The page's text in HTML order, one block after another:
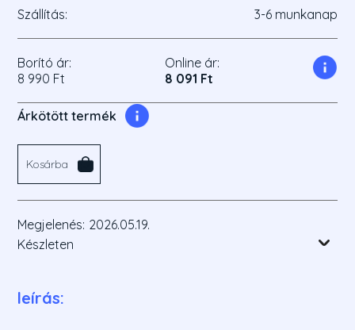
Szállítás: 3-6 munkanap
Borító ár:
8 990 Ft
Online ár:
8 091 Ft
Árkötött termék
Kosárba
Megjelenés: 2026.05.19.
Készleten
leírás: